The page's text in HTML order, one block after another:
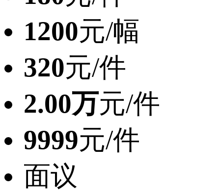
1200元/幅
320元/件
2.00万元/件
9999元/件
面议